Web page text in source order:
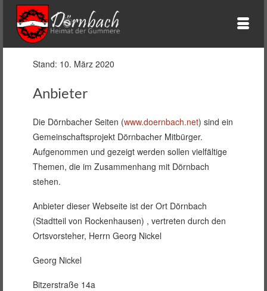
Stand: 10. März 2020
Anbieter
Die Dörnbacher Seiten (www.doernbach.net) sind ein
Gemeinschaftsprojekt Dörnbacher Mitbürger.
Aufgenommen und gezeigt werden sollen vielfältige
Themen, die im Zusammenhang mit Dörnbach
stehen.
Anbieter dieser Webseite ist der Ort Dörnbach
(Stadtteil von Rockenhausen) , vertreten durch den
Ortsvorsteher, Herrn Georg Nickel
Georg Nickel
Bitzerstraße 14a